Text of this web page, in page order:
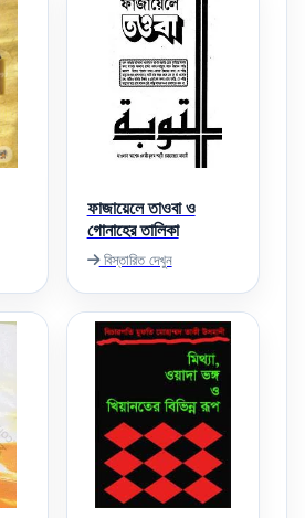
ফাজায়েলে তাওবা ও
গোনাহের তালিকা
বিস্তারিত দেখুন